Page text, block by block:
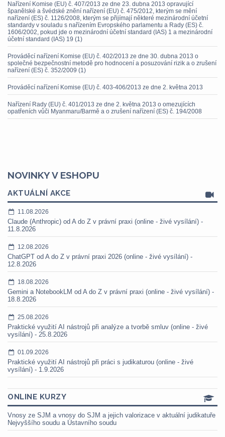
Nařízení Komise (EU) č. 407/2013 ze dne 23. dubna 2013 opravující
španělské a švédské znění nařízení (EU) č. 475/2012, kterým se mění
nařízení (ES) č. 1126/2008, kterým se přijímají některé mezinárodní účetní
standardy v souladu s nařízením Evropského parlamentu a Rady (ES) č.
1606/2002, pokud jde o mezinárodní účetní standard (IAS) 1 a mezinárodní
účetní standard (IAS) 19 (1)
Prováděcí nařízení Komise (EU) č. 402/2013 ze dne 30. dubna 2013 o
společné bezpečnostní metodě pro hodnocení a posuzování rizik a o zrušení
nařízení (ES) č. 352/2009 (1)
Prováděcí nařízení Komise (EU) č. 403-406/2013 ze dne 2. května 2013
Nařízení Rady (EU) č. 401/2013 ze dne 2. května 2013 o omezujících
opatřeních vůči Myanmaru/Barmě a o zrušení nařízení (ES) č. 194/2008
NOVINKY V ESHOPU
AKTUÁLNÍ AKCE
11.08.2026
Claude (Anthropic) od A do Z v právní praxi (online - živé vysílání) -
11.8.2026
12.08.2026
ChatGPT od A do Z v právní praxi 2026 (online - živé vysílání) -
12.8.2026
18.08.2026
Gemini a NotebookLM od A do Z v právní praxi (online - živé vysílání) -
18.8.2026
25.08.2026
Praktické využití AI nástrojů při analýze a tvorbě smluv (online - živé
vysílání) - 25.8.2026
01.09.2026
Praktické využití AI nástrojů při práci s judikaturou (online - živé
vysílání) - 1.9.2026
ONLINE KURZY
Vnosy ze SJM a vnosy do SJM a jejich valorizace v aktuální judikatuře
Nejvyššího soudu a Ústavního soudu